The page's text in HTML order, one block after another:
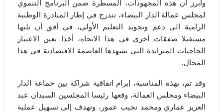
وأبرز أن هذه المجهودات، المسطرة ضمن البرنامج التنموي
لمجلس عمالة الدار البيضاء، تندرج في إطار المبادرة الوطنية
الرامية الى دعم وتجويد التعليم الأولي، في أفق أن تليها
مستقبلا صفقات أخرى في هذا الاتجاه، أخذا بعين الاعتبار
الحاجيات المتزايدة التي تشهدها العاصمة الاقتصادية في هذا
المجال.
وقد تم، بهذه المناسبة، إبرام اتفاقية شراكة بين جماعة الدار
البيضاء ومجلس العمالة، وقعها رئيسا المجلسين السيدان عبد
العزيز عماري ومحمد نجيب عمور، وتهدف إلى تسهيل عملية